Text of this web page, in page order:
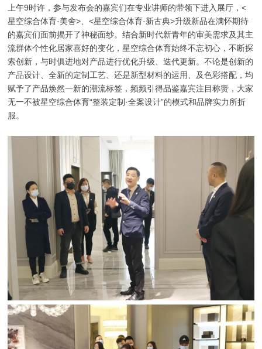
上午9时许，参与发布会的嘉宾们在专业讲师的带领下进入展厅，<
星空综合体育·美舍>、<星空综合体育·新古典>升级新品在满怀期待
的嘉宾们面前揭开了神秘面纱。结合新时代新青年的审美需求及其主
流群体个性化居家喜好的变化，星空综合体育始终不忘初心，不断探
索创新，与时俱进地对产品进行优化升级、迭代更新。不论是创新的
产品设计、全新的定制工艺、还是新型材料的运用、及色彩搭配，均
赋予了产品焕然一新的潮流标签，频频引得品鉴嘉宾注目称赞，大家
无一不被星空综合体育“整装定制·全案设计”的模式和品牌实力所折
服。